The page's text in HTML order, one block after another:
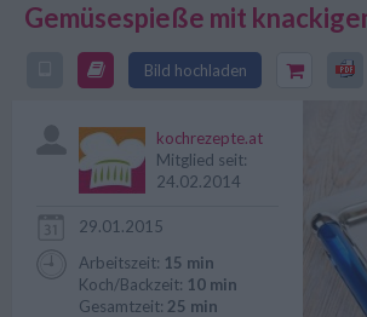
Gemüsespieße mit
Bild hochladen
kochrezepte.at
Mitglied seit:
24.02.2014
29.01.2015
Arbeitszeit: 15 min
Koch/Backzeit: 10 min
Gesamtzeit: 25 min